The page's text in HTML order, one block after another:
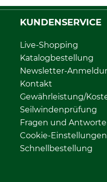
KUNDENSERVICE
Live-Shopping
Katalogbestellung
Newsletter-
Kontakt
Gewährleistung/
Seilwindenprüfung
Fragen und
Cookie-Einstellungen
Schnellbestellung